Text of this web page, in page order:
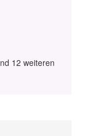
12 weiteren